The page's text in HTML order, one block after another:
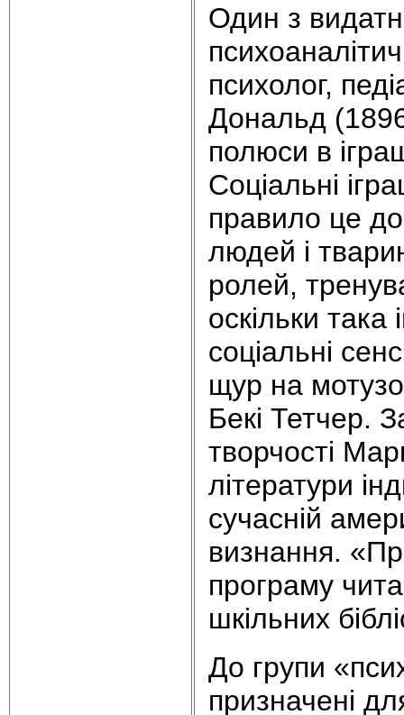
Один з
психолог,
Дональд
полюси в
Соціальні
правило це
людей і
ролей,
оскільки така
соціальні
щур на
Бекі Тетчер.
творчості
літератури
сучасній
визнання.
програму
шкільних
До групи
призначені